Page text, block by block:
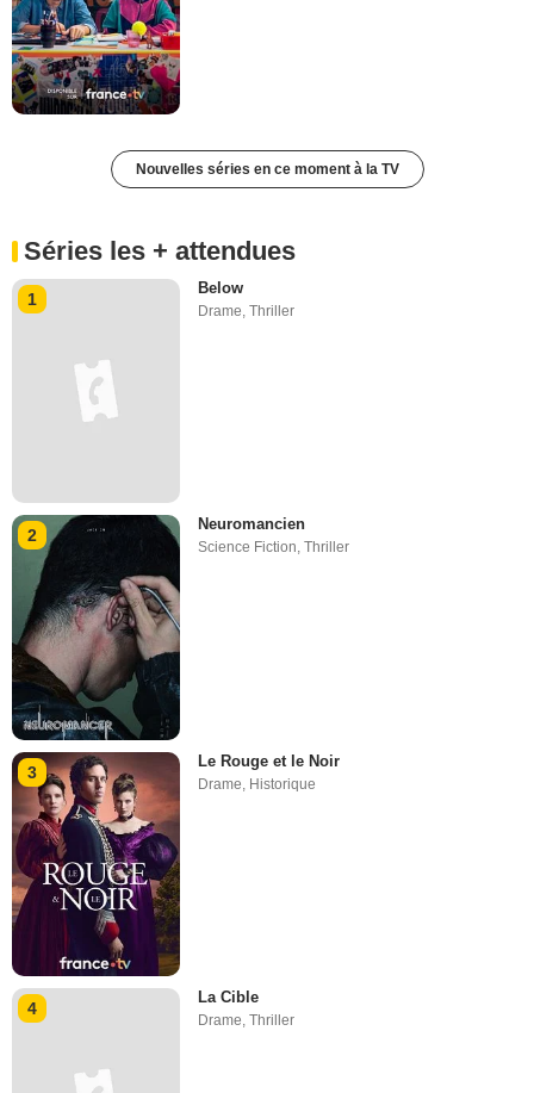
Nouvelles séries en ce moment à la TV
Séries les + attendues
1
Below
Drame,Thriller
2
Neuromancien
Science Fiction,Thriller
3
Le Rouge et le Noir
Drame Historique
4
La Cible
Drame,Thriller